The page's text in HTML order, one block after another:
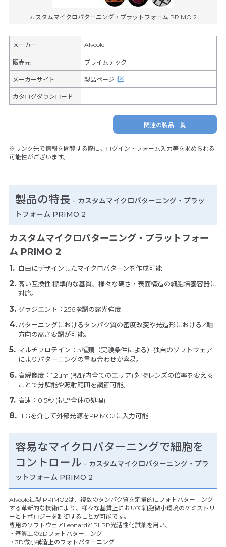
カスタムマイクロパターニング・プラットフォーム PRIMO 2
メーカー Alvéole
販売元 プライムテック
メーカーサイト 製品ページ
カタログダウンロード
関連の製品一覧
※リンク先で情報を閲覧する際に、ログイン・フォーム入力等を求められる
可能性がございます。
製品の特長 - カスタムマイクロパターニング・プラッ
トフォーム PRIMO 2
カスタムマイクロパターニング・プラットフォー
ム PRIMO 2
自由にデザインしたマイクロパターンを作成可能
高い互換性:標準的な基質、様々な硬さ・表面構造の細胞培養容器に
対応。
グラジエント：256階調の露光強度
パターニングにおけるタンパク質の密度改変や光造形におけるZ軸
方向の高さ変調が可能。
マルチプロテイン：3種類（実験条件による）独自のソフトウェア
によりパターニングの重ね合わせが容易。
高解像度：1.2µm (視野内全てのエリア) 対物レンズの倍率を変える
ことで分解能や照射範囲を調節可能。
高速：0.5秒 (視野全体の処理)
LLGを介して外部光源をPRIMO2に入力可能
容易なマイクロパターニングで細胞を
コントロール - カスタムマイクロパターニング・プラ
ットフォーム PRIMO 2
Alvéole社製 PRIMO2は、複数のタンパク質を定量的にフォトパターニング
する革新的な技術により、様々な基質上において細胞微小環境のケミストリ
ーとトポロジーを制御することが可能です。
専用のソフトウェアLeonardとPLPP光活性化試薬を用い、
・基質上の2Dフォトパターニング
・3D微小構造上のフォトパターニング